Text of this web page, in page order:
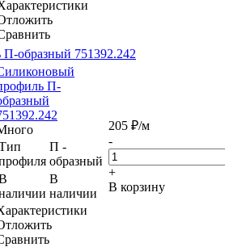
образный 751392.242
П-
П -
образный
В
наличии
205 ₽/м
-
+
В корзину